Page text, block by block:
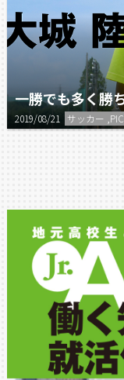
一勝でも多く勝
2019/08/21 サッカー